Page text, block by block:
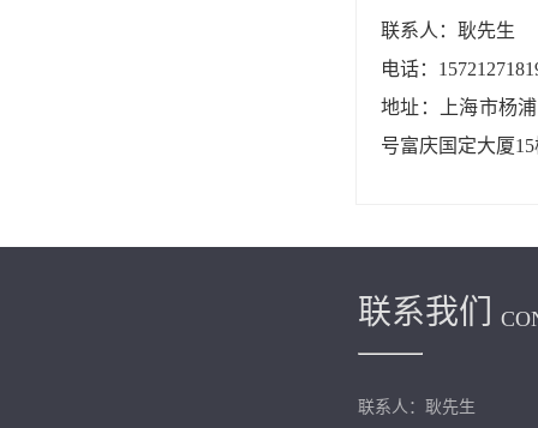
联系人：耿先生
电话：
地址：上海市杨
号富庆国定大厦
联系我们
联系人：耿先生